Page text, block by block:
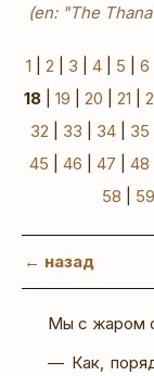
(en: "The
1 2 3 4 5 6
18| 19 20 21
32
33 34| 35
45
46 47 48
58
59
← назад
Мы с жаром
— Как,